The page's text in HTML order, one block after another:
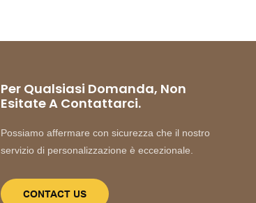
Per Qualsiasi Domanda, Non
Esitate A Contattarci.
Possiamo affermare con sicurezza che il nostro
servizio di personalizzazione è eccezionale.
CONTACT US